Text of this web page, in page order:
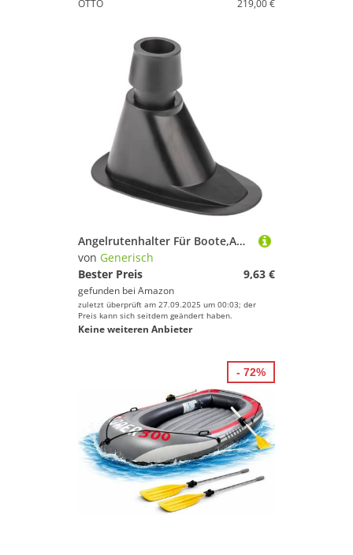
OTTO 219,00 €
Angelrutenhalter Für Boote,Angelrutenständer - Universalmontagesatz Mit Doppeldurchmesser Für Kanus Ruderboote Kajaks Pontons Und Schlauchboote
von Generisch
Bester Preis
9,63 €
gefunden bei Amazon
zuletzt überprüft am 27.09.2025 um 00:03; der
Preis kann sich seitdem geändert haben.
Keine weiteren Anbieter
- 72%